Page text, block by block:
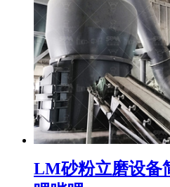
LM砂粉立磨设备